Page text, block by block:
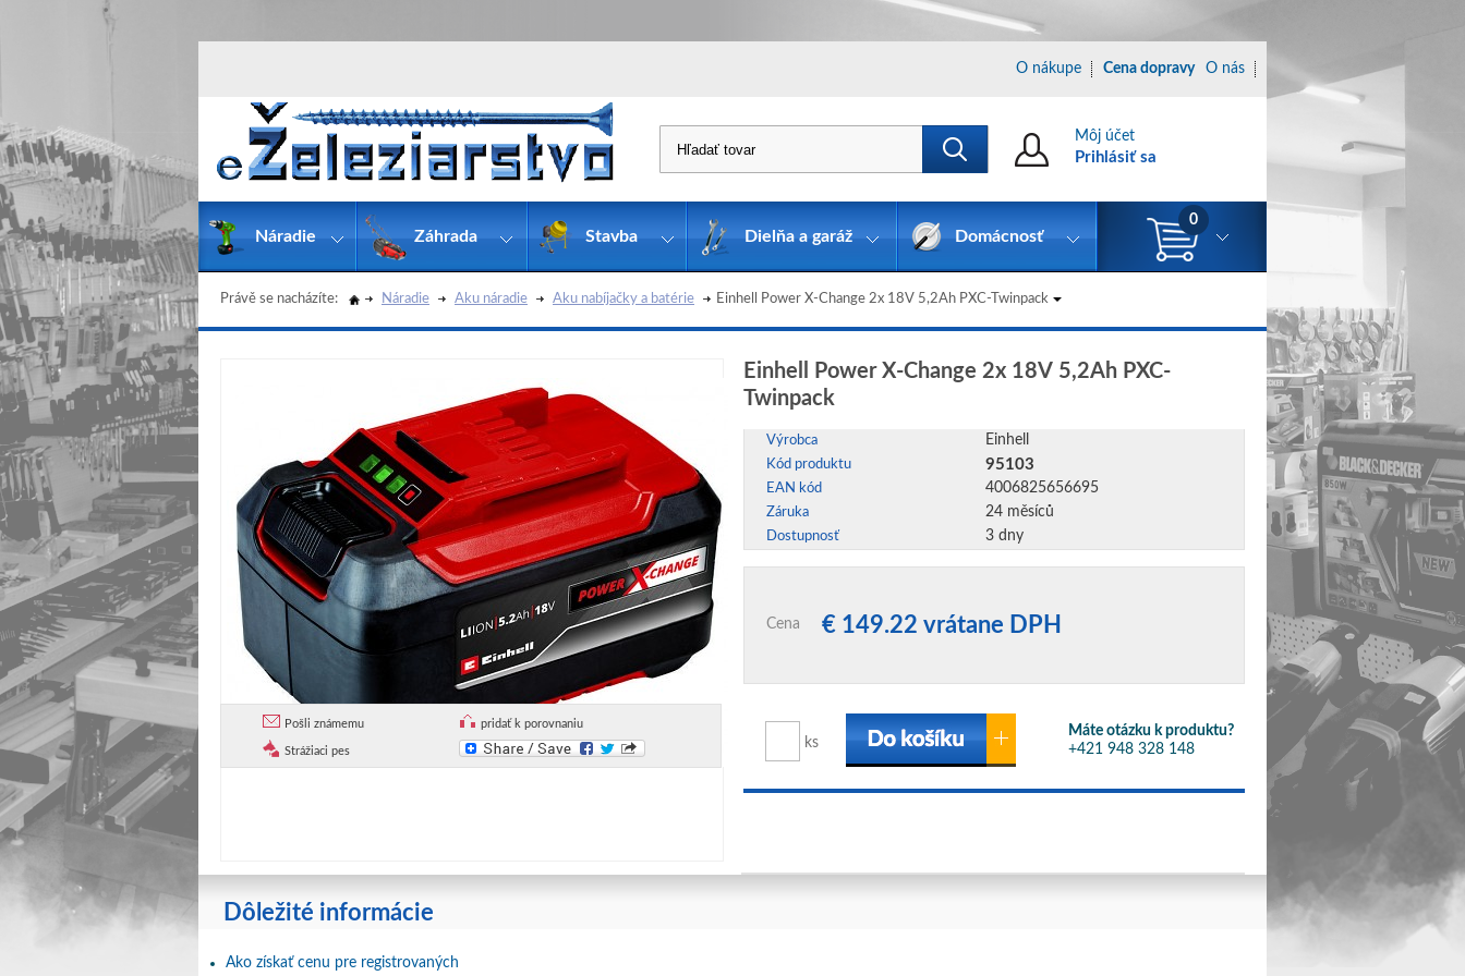
Právě se nacházíte: Náradie Aku náradie Aku nabíjačky a batérie Einhell Power X-Change 2x 18V 5,2Ah PXC-Twinpack
Einhell Power X-Change 2x 18V 5,2Ah PXC-
Twinpack
Výrobca Einhell
Kód produktu 95103
EAN kód 4006825656695
Záruka 24 měsíců
Dostupnosť 3 dny
Cena € 149.22 vrátane DPH
ks
Máte otázku k produktu?
+421 948 328 148
Pošli známemu pridať k porovnaniu
Strážiaci pes
Dôležité informácie
Ako získať cenu pre registrovaných
Môj účet
Prihlásiť sa
O nákupe Cena dopravy O nás
Náradie Záhrada Stavba Dielňa a garáž Domácnosť
0